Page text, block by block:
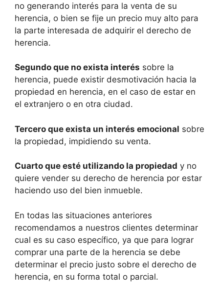
no generando interés para la venta de su
herencia, o bien se fije un precio muy alto para
la parte interesada de adquirir el derecho de
herencia.
Segundo que no exista interés sobre la
herencia, puede existir desmotivación hacia la
propiedad en herencia, en el caso de estar en
el extranjero o en otra ciudad.
Tercero que exista un interés emocional sobre
la propiedad, impidiendo su venta.
Cuarto que esté utilizando la propiedad y no
quiere vender su derecho de herencia por estar
haciendo uso del bien inmueble.
En todas las situaciones anteriores
recomendamos a nuestros clientes determinar
cual es su caso específico, ya que para lograr
comprar una parte de la herencia se debe
determinar el precio justo sobre el derecho de
herencia, en su forma total o parcial.